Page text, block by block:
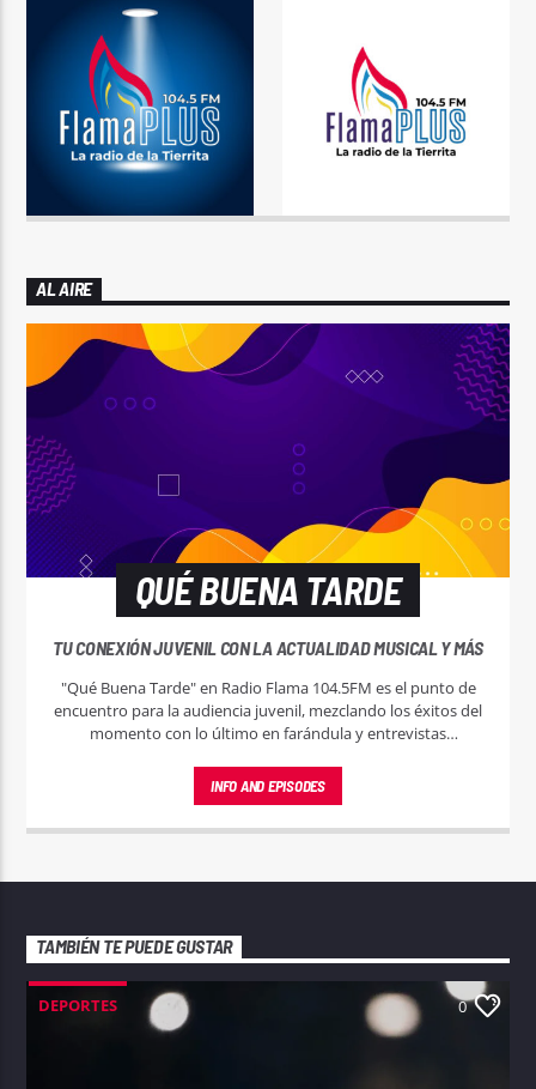
AL AIRE
QUÉ BUENA TARDE
TU CONEXIÓN JUVENIL CON LA ACTUALIDAD MUSICAL Y MÁS
"Qué Buena Tarde" en Radio Flama 104.5FM es el punto de
encuentro para la audiencia juvenil, mezclando los éxitos del
momento con lo último en farándula y entrevistas
INFO AND EPISODES
TAMBIÉN TE PUEDE GUSTAR
DEPORTES 0